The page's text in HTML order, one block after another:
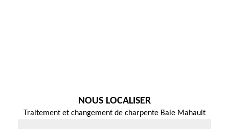
NOUS LOCALISER
Traitement et changement de charpente Baie Mahault